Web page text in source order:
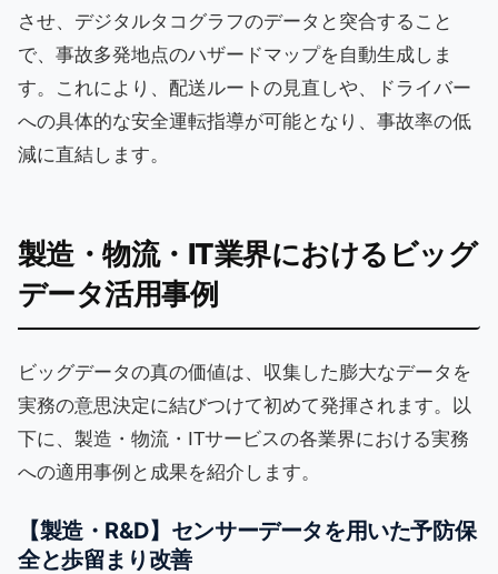
させ、デジタルタコグラフのデータと突合すること
で、事故多発地点のハザードマップを自動生成しま
す。これにより、配送ルートの見直しや、ドライバー
への具体的な安全運転指導が可能となり、事故率の低
減に直結します。
製造・物流・IT業界におけるビッグ
データ活用事例
ビッグデータの真の価値は、収集した膨大なデータを
実務の意思決定に結びつけて初めて発揮されます。以
下に、製造・物流・ITサービスの各業界における実務
への適用事例と成果を紹介します。
【製造・R&D】センサーデータを用いた予防保
全と歩留まり改善